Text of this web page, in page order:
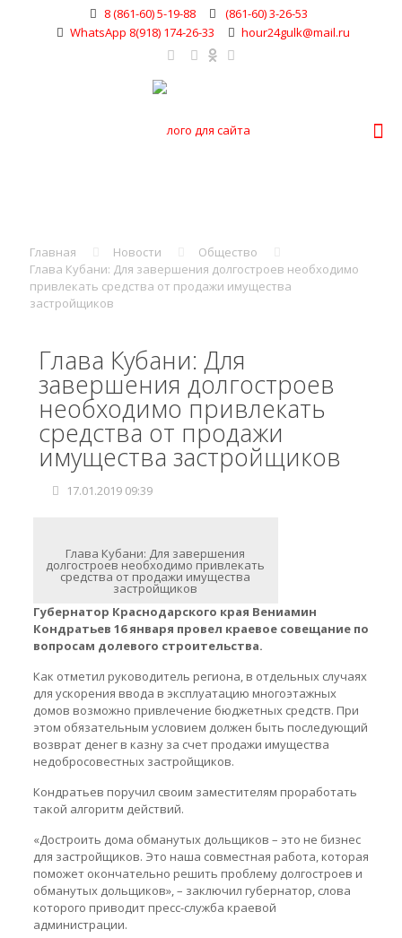
8 (861-60) 5-19-88
(861-60) 3-26-53
WhatsApp 8(918) 174-26-33
hour24gulk@mail.ru
Главная Новости
Общество
Глава Кубани: Для завершения долгостроев необходимо
привлекать средства от продажи имущества
застройщиков
Глава Кубани: Для
завершения долгостроев
необходимо привлекать
средства от продажи
имущества застройщиков
17.01.2019 09:39
Глава Кубани: Для завершения
долгостроев необходимо привлекать
средства от продажи имущества
застройщиков
Губернатор Краснодарского края Вениамин
Кондратьев 16 января провел краевое совещание по
вопросам долевого строительства.
Как отметил руководитель региона, в отдельных случаях
для ускорения ввода в эксплуатацию многоэтажных
домов возможно привлечение бюджетных средств. При
этом обязательным условием должен быть последующий
возврат денег в казну за счет продажи имущества
недобросовестных застройщиков.
Кондратьев поручил своим заместителям проработать
такой алгоритм действий.
«Достроить дома обманутых дольщиков – это не бизнес
для застройщиков. Это наша совместная работа, которая
поможет окончательно решить проблему долгостроев и
обманутых дольщиков», – заключил губернатор, слова
которого приводит пресс-служба краевой
администрации.